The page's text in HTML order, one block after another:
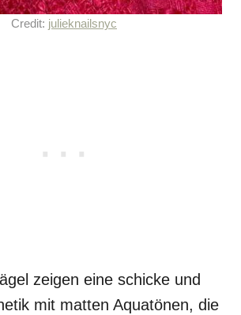
Credit: julieknailsnyc
zeigen eine schicke und
mit matten Aquatönen, die